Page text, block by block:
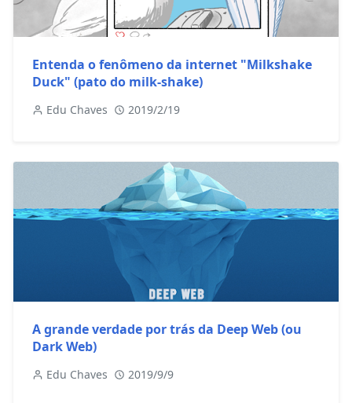
Entenda o fenômeno da internet "Milkshake
Duck" (pato do milk-shake)
Edu Chaves 2019/2/19
A grande verdade por trás da Deep Web (ou
Dark Web)
Edu Chaves 2019/9/9